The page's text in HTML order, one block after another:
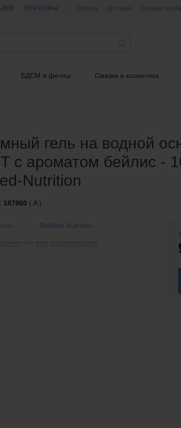
ПЕРСОНЫ Оплата Доставка Возврат и
БДСМ и фетиш Смазки и косметика
гель на водной
с ароматом бейлис -
Nutrition
187860 ( A )
BioMed-Nutrition